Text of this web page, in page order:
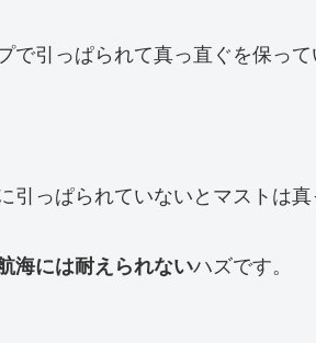
引っぱられて真っ直ぐを保って
っぱられていないとマストは真
海には耐えられないハズです。